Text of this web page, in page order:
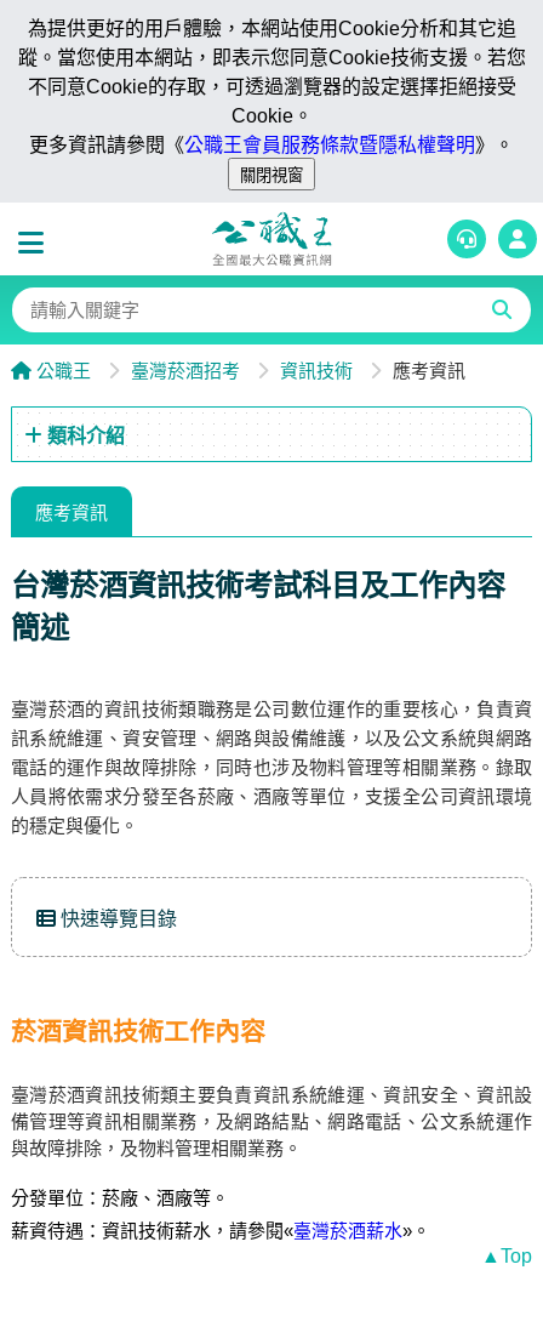
為提供更好的用戶體驗，本網站使用Cookie分析和其它追
蹤。當您使用本網站，即表示您同意Cookie技術支援。若您
不同意Cookie的存取，可透過瀏覽器的設定選擇拒絕接受
Cookie。
更多資訊請參閱《公職王會員服務條款暨隱私權聲明》。
公職王 臺灣菸酒招考 資訊技術 應考資訊
類科介紹
應考資訊
台灣菸酒資訊技術考試科目及工作內容
簡述
臺灣菸酒的資訊技術類職務是公司數位運作的重要核心，負責資
訊系統維運、資安管理、網路與設備維護，以及公文系統與網路
電話的運作與故障排除，同時也涉及物料管理等相關業務。錄取
人員將依需求分發至各菸廠、酒廠等單位，支援全公司資訊環境
的穩定與優化。
快速導覽目錄
菸酒資訊技術工作內容
臺灣菸酒資訊技術類主要負責資訊系統維運、資訊安全、資訊設
備管理等資訊相關業務，及網路結點、網路電話、公文系統運作
與故障排除，及物料管理相關業務。
分發單位：菸廠、酒廠等。
薪資待遇：資訊技術薪水，請參閱«臺灣菸酒薪水»。
▲Top